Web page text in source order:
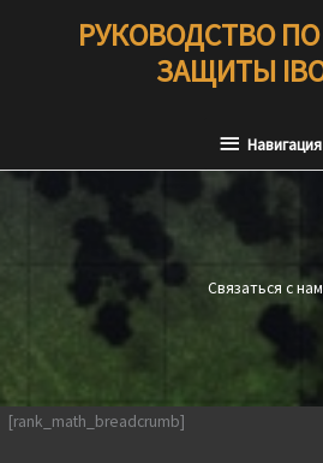
РУКОВОДСТВО ПО
ЗАЩИТЫ
Навигация
Навигация
Связаться с
[rank_math_breadcrumb]